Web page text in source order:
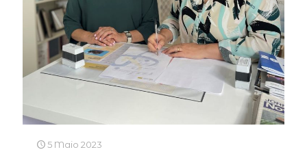
5 Maio 2023